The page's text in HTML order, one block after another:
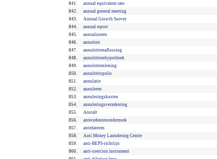
841.
annual equivalent rate
842.
annual general meeting
843.
Annual Growth Survey
844.
annual report
845.
annualiseren
846.
annuïteit
847.
annuïteitenaflossing
848.
annuïteitenhypotheek
849.
annuïteitenlening
850.
annuïteitspolis
851.
annulatie
852.
annuleren
853.
annuleringskosten
854.
annuleringsverzekering
855.
Anstalt
856.
antecedentenonderzoek
857.
antedateren
858.
Anti Money Laundering Centre
859.
anti-BEPS-richtlijn
860.
anti-coercion instrument